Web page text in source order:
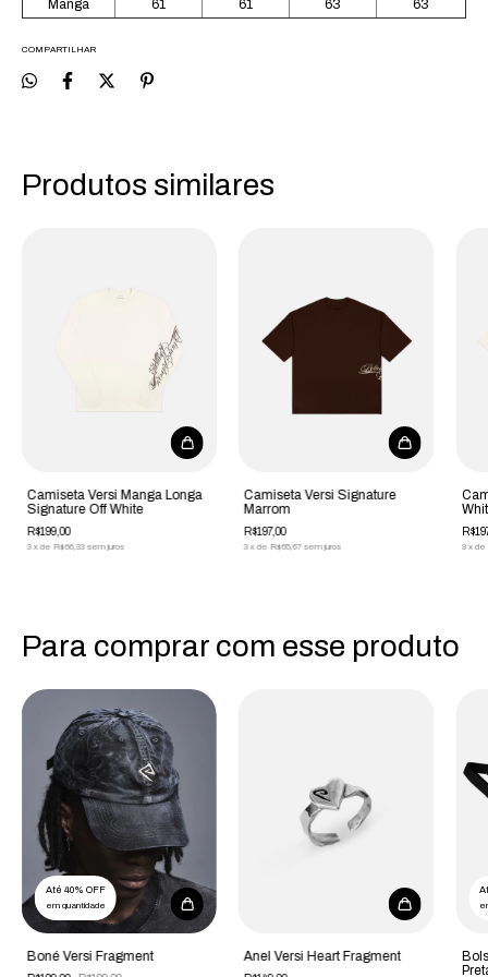
Manga
61 61 63 63
COMPARTILHAR
Produtos similares
Camiseta Versi Manga Longa
Signature Off White
R$199,00
3 xde R$66,33 sem juros
Camiseta Versi Signature
Marrom
R$197,00
3 xdeR$65,67 sem juros 3 x de
Para comprar com esse produto
Até 40% OFF
em quantidade
Boné Versi Fragment Anel Versi Heart Fragment